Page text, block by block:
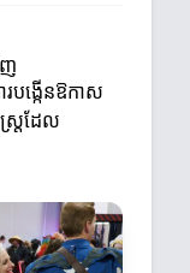
ញ
របង្កើនឱកាស
ត្រដែល